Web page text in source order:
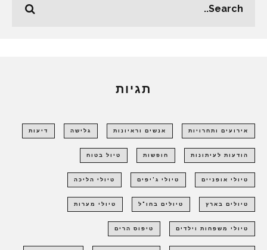
תגיות
אירועים ותחרויות אנשים וראיונות גלישה דיעות
הודעות לעיתונות חופשות טיול בטוח
טיולי אופניים טיולי ג'יפים טיולי הליכה
טיולים בארץ טיולים בחו"ל טיולי מערות
טיולי משפחות וילדים טיפוס הרים